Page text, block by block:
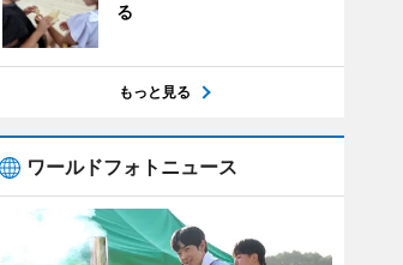
る
もっと見る
ワールドフォトニュース